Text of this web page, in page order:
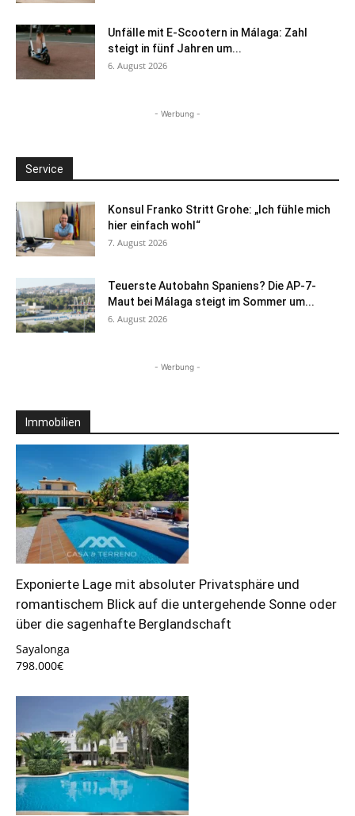
Unfälle mit E-Scootern in Málaga: Zahl
steigt in fünf Jahren um...
6. August 2026
- Werbung -
Service
Konsul Franko Stritt Grohe: „Ich fühle mich
hier einfach wohl“
7. August 2026
Teuerste Autobahn Spaniens? Die AP-7-
Maut bei Málaga steigt im Sommer um...
6. August 2026
- Werbung -
Immobilien
Exponierte Lage mit absoluter Privatsphäre und
romantischem Blick auf die untergehende Sonne oder
über die sagenhafte Berglandschaft
Sayalonga
798.000€